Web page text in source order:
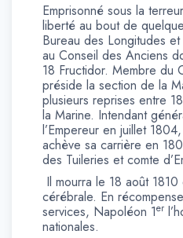
Emprisonné sous la
liberté au bout de
Bureau des Longitudes
au Conseil des Anciens
18 Fructidor. Membre du
préside la section de la
plusieurs reprises entre
la Marine. Intendant
l’Empereur en juillet
achève sa carrière en
des Tuileries et comte
Il mourra le 18 août 1810
cérébrale. En
services, Napoléon 1er
nationales.